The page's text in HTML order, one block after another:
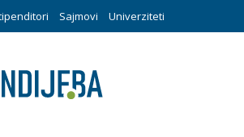
Sajmovi Univerziteti